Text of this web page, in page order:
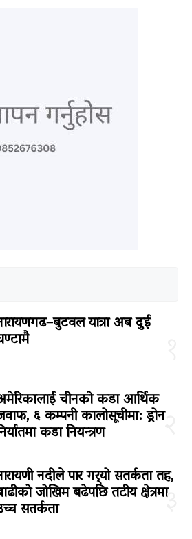
यात्रा अब दुई
२
चीनको कडा आर्थिक
६ कम्पनी कालोसूचीमा: ड्रोन
कडा नियन्त्रण
३
नदीले पार गर्‍यो सतर्कता तह,
जोखिम बढेपछि तटीय क्षेत्रमा
सतर्कता